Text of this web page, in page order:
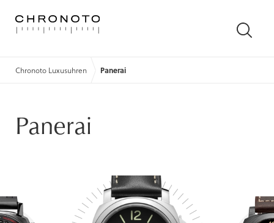
Chronoto Luxusuhren Panerai
Panerai